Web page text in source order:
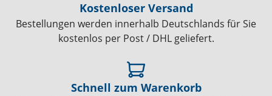
Kostenloser Versand
Bestellungen werden innerhalb Deutschlands für Sie
kostenlos per Post / DHL geliefert.
Schnell zum Warenkorb